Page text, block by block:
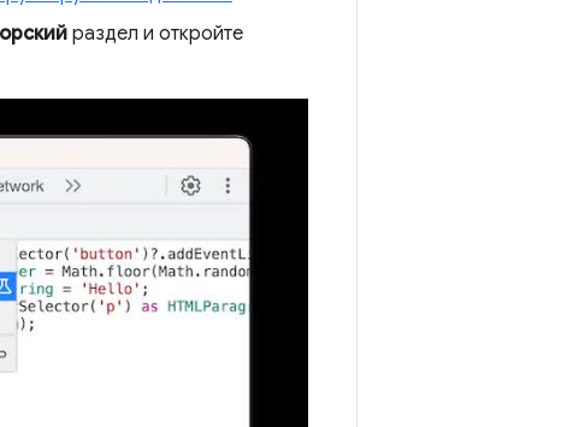
раздел и откройте